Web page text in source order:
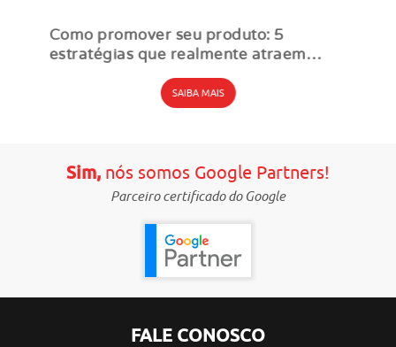
Como promover seu produto: 5
estratégias que realmente atraem
SAIBA MAIS
Sim,nós somos Google Partners!
Parceiro certificado do Google
FALE CONOSCO